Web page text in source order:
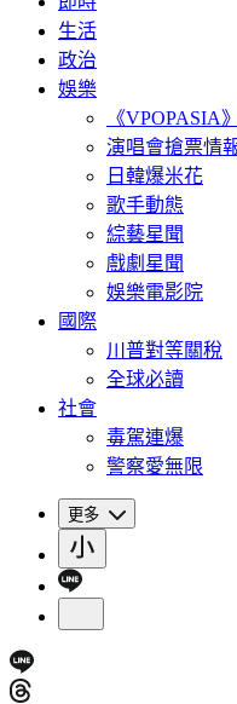
生活
政治
娛樂
《VPOPASIA
演唱會搶票情
日韓爆米花
歌手動態
綜藝星聞
戲劇星聞
娛樂電影院
國際
川普對等關稅
全球必讀
社會
毒駕連爆
警察愛無限
更多